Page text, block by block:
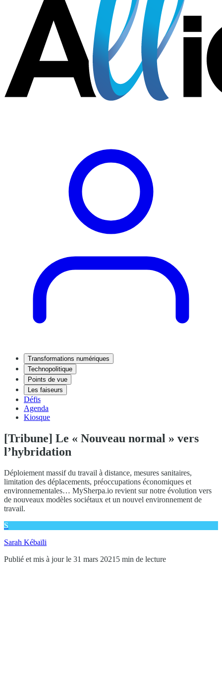
Transformations numériques
Technopolitique
Points de vue
Les faiseurs
Défis
Agenda
Kiosque
[Tribune] Le « Nouveau normal » vers
l’hybridation
Déploiement massif du travail à distance, mesures sanitaires,
limitation des déplacements, préoccupations économiques et
environnementales… MySherpa.io revient sur notre évolution vers
de nouveaux modèles sociétaux et un nouvel environnement de
travail.
S
Sarah Kébaïli
Publié et mis à jour le 31 mars 2021 5 min de lecture